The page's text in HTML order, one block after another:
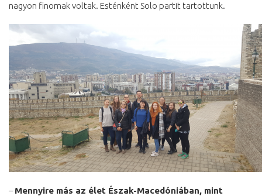
nagyon finomak voltak. Esténként Solo partit tartottunk.
–Mennyire más az élet Észak-Macedóniában, mint